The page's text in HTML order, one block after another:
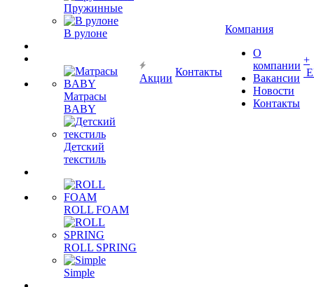
Пружинные
В рулоне
Матрасы
BABY
Детский
текстиль
ROLL FOAM
ROLL SPRING
Simple
Акции
Контакты
Компания
О
компании
Вакансии
Новости
Контакты
+